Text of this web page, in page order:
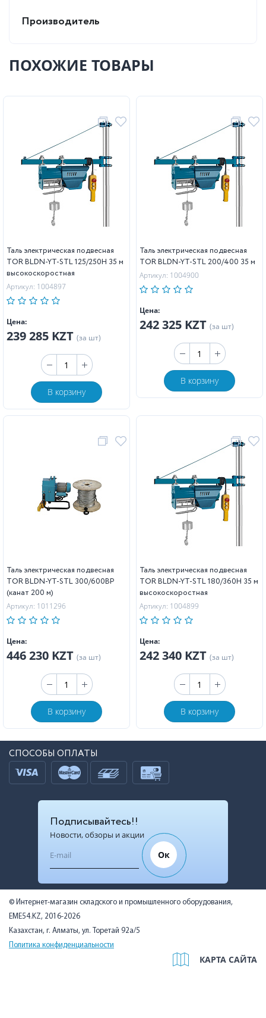
Производитель
ПОХОЖИЕ ТОВАРЫ
Таль электрическая подвесная
TOR BLDN-YT-STL 125/250H 35 м
высокоскоростная
Артикул: 1004897
Цена:
239 285 KZT (за шт)
В корзину
Таль электрическая подвесная
TOR BLDN-YT-STL 200/400 35 м
Артикул: 1004900
Цена:
242 325 KZT (за шт)
В корзину
Таль электрическая подвесная
TOR BLDN-YT-STL 300/600BP
(канат 200 м)
Артикул: 1011296
Цена:
446 230 KZT (за шт)
В корзину
Таль электрическая подвесная
TOR BLDN-YT-STL 180/360H 35 м
высокоскоростная
Артикул: 1004899
Цена:
242 340 KZT (за шт)
В корзину
СПОСОБЫ ОПЛАТЫ
Подписывайтесь!!
Новости, обзоры и акции
Ок
© Интернет-магазин складского и промышленного оборудования,
EME54.KZ, 2016-2026
Казахстан, г. Алматы, ул. Торетай 92а/5
Политика конфиденциальности
КАРТА САЙТА